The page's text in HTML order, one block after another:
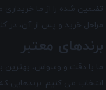
تضمین شده را از ما
مراحل خرید و پس از آن، در
برندهای معتبر
ما با دقت و وسواس، بهترین
انتخاب می کنیم. برندهایی